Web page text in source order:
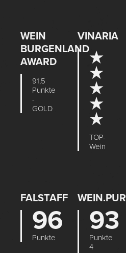
WEIN
BURGENLAND
AWARD
91,5
Punkte
-
GOLD
VINARIA
★
★
★
★
★
TOP-
Wein
FALSTAFF
96
Punkte
WEIN.PUR
93
Punkte
4